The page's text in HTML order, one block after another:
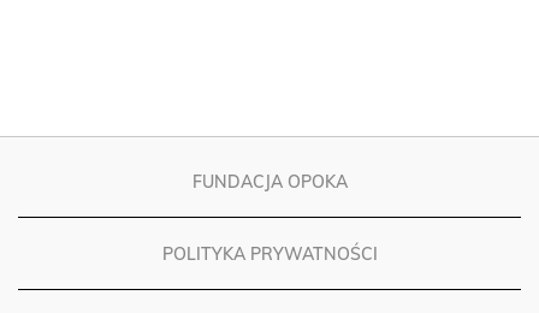
FUNDACJA OPOKA
POLITYKA PRYWATNOŚCI